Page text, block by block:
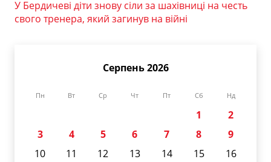
У Бердичеві діти знову сіли за шахівниці на честь
свого тренера, який загинув на війні
Серпень 2026
Пн Вт Ср Чт Пт Сб Нд
1
2
3
4 5 6 7 8
9
10
11 12 13 14 15
16